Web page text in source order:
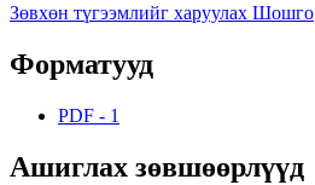
Зөвхөн түгээмлийг харуулах Шошго
Форматууд
PDF - 1
Ашиглах зөвшөөрлүүд